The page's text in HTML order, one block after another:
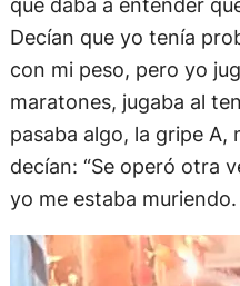
Decían que yo tenía
con mi peso, pero yo
maratones, jugaba al
pasaba algo, la gripe A,
decían: “Se operó otra
yo me estaba